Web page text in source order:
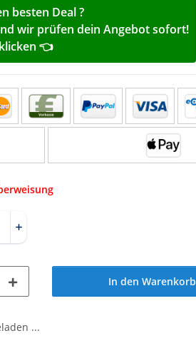
besten Deal ?
wir prüfen dein Angebot sofort!
👈
In den Warenkorb
...